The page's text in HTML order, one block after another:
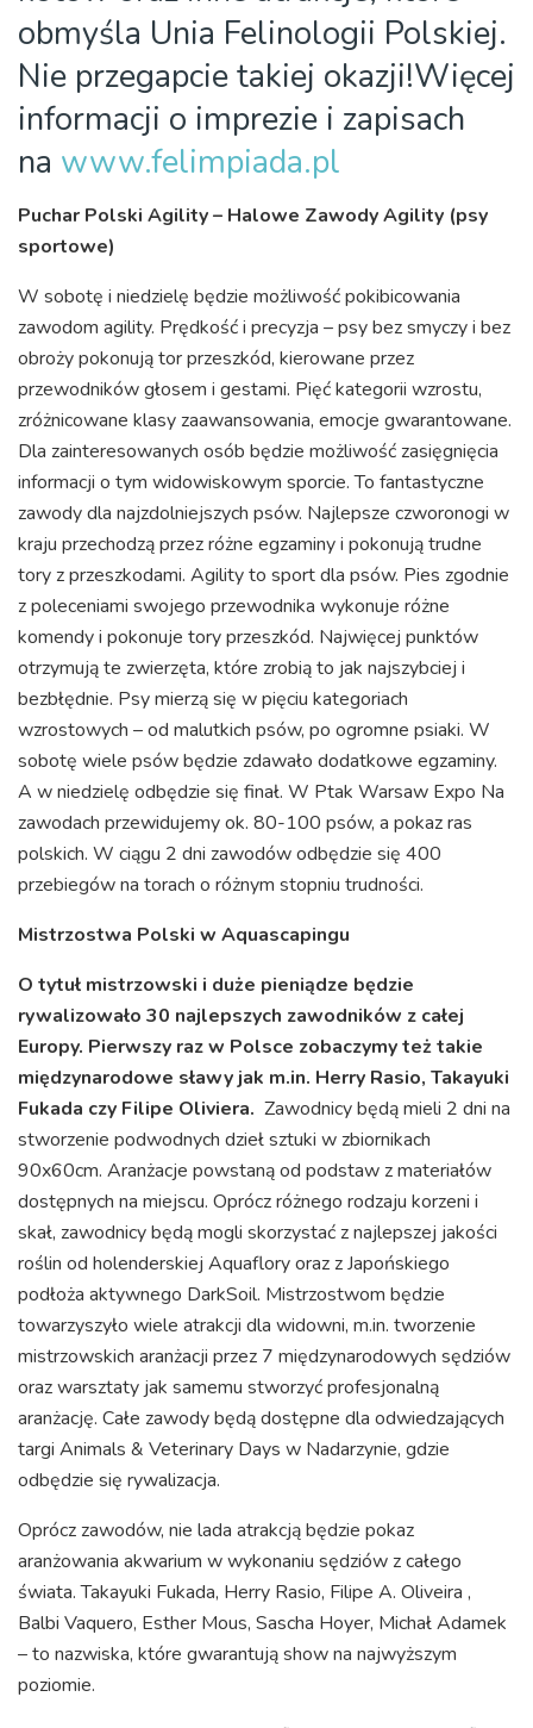
obmyśla Unia Felinologii Polskiej.
Nie przegapcie takiej okazji!Więcej
informacji o imprezie i zapisach
na www.felimpiada.pl
Puchar Polski Agility – Halowe Zawody Agility (psy
sportowe)
W sobotę i niedzielę będzie możliwość pokibicowania
zawodom agility. Prędkość i precyzja – psy bez smyczy i bez
obroży pokonują tor przeszkód, kierowane przez
przewodników głosem i gestami. Pięć kategorii wzrostu,
zróżnicowane klasy zaawansowania, emocje gwarantowane.
Dla zainteresowanych osób będzie możliwość zasięgnięcia
informacji o tym widowiskowym sporcie. To fantastyczne
zawody dla najzdolniejszych psów. Najlepsze czworonogi w
kraju przechodzą przez różne egzaminy i pokonują trudne
tory z przeszkodami. Agility to sport dla psów. Pies zgodnie
z poleceniami swojego przewodnika wykonuje różne
komendy i pokonuje tory przeszkód. Najwięcej punktów
otrzymują te zwierzęta, które zrobią to jak najszybciej i
bezbłędnie. Psy mierzą się w pięciu kategoriach
wzrostowych – od malutkich psów, po ogromne psiaki. W
sobotę wiele psów będzie zdawało dodatkowe egzaminy.
A w niedzielę odbędzie się finał. W Ptak Warsaw Expo Na
zawodach przewidujemy ok. 80-100 psów, a pokaz ras
polskich. W ciągu 2 dni zawodów odbędzie się 400
przebiegów na torach o różnym stopniu trudności.
Mistrzostwa Polski w Aquascapingu
O tytuł mistrzowski i duże pieniądze będzie
rywalizowało 30 najlepszych zawodników z całej
Europy. Pierwszy raz w Polsce zobaczymy też takie
międzynarodowe sławy jak m.in. Herry Rasio, Takayuki
Fukada czy Filipe Oliviera. Zawodnicy będą mieli 2 dni na
stworzenie podwodnych dzieł sztuki w zbiornikach
90x60cm. Aranżacje powstaną od podstaw z materiałów
dostępnych na miejscu. Oprócz różnego rodzaju korzeni i
skał, zawodnicy będą mogli skorzystać z najlepszej jakości
roślin od holenderskiej Aquaflory oraz z Japońskiego
podłoża aktywnego DarkSoil. Mistrzostwom będzie
towarzyszyło wiele atrakcji dla widowni, m.in. tworzenie
mistrzowskich aranżacji przez 7 międzynarodowych sędziów
oraz warsztaty jak samemu stworzyć profesjonalną
aranżację. Całe zawody będą dostępne dla odwiedzających
targi Animals & Veterinary Days w Nadarzynie, gdzie
odbędzie się rywalizacja.
Oprócz zawodów, nie lada atrakcją będzie pokaz
aranżowania akwarium w wykonaniu sędziów z całego
świata. Takayuki Fukada, Herry Rasio, Filipe A. Oliveira ,
Balbi Vaquero, Esther Mous, Sascha Hoyer, Michał Adamek
– to nazwiska, które gwarantują show na najwyższym
poziomie.